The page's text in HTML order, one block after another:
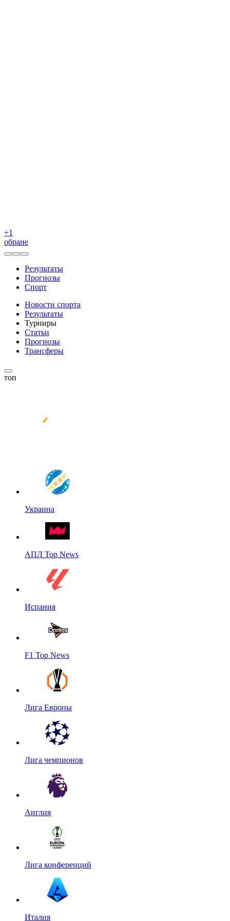
+1
обране
Результаты
Прогнозы
Спорт
Новости спорта
Результаты
Турниры
Статьи
Прогнозы
Трансферы
топ
Украина
АПЛ Top News
Испания
F1 Top News
Лига Европы
Лига чемпионов
Англия
Лига конференций
Италия